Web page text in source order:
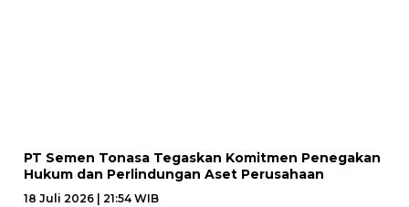
PT Semen Tonasa Tegaskan Komitmen Penegakan
Hukum dan Perlindungan Aset Perusahaan
18 Juli 2026 | 21:54 WIB